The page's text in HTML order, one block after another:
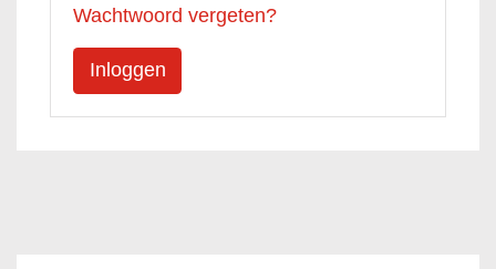
Wachtwoord vergeten?